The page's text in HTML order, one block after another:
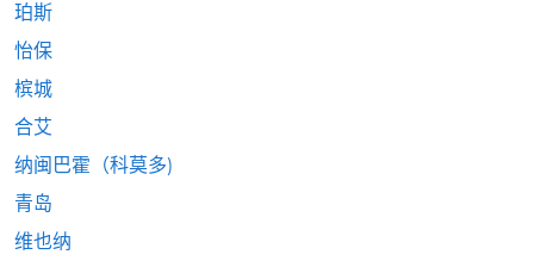
珀斯
怡保
槟城
合艾
纳闽巴霍（科莫多)
青岛
维也纳